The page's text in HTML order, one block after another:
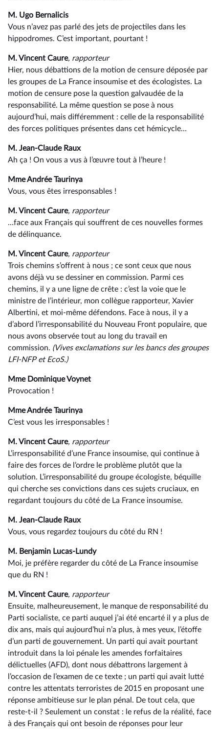
M. Ugo Bernalicis
Vous n’avez pas parlé des jets de projectiles dans les
hippodromes. C’est important, pourtant !
M. Vincent Caure, rapporteur
Hier, nous débattions de la motion de censure déposée par
les groupes de La France insoumise et des écologistes. La
motion de censure pose la question galvaudée de la
responsabilité. La même question se pose à nous
aujourd’hui, mais différemment : celle de la responsabilité
des forces politiques présentes dans cet hémicycle…
M. Jean-Claude Raux
Ah ça ! On vous a vus à l’œuvre tout à l’heure !
Mme Andrée Taurinya
Vous, vous êtes irresponsables !
M. Vincent Caure, rapporteur
…face aux Français qui souffrent de ces nouvelles formes
de délinquance.
M. Vincent Caure, rapporteur
Trois chemins s’offrent à nous ; ce sont ceux que nous
avons déjà vu se dessiner en commission. Parmi ces
chemins, il y a une ligne de crête : c’est la voie que le
ministre de l’intérieur, mon collègue rapporteur, Xavier
Albertini, et moi-même défendons. Face à nous, il y a
d’abord l’irresponsabilité du Nouveau Front populaire, que
nous avons observée tout au long du travail en
commission. (Vivesexclamationssurlesbancsdesgroupes
LFI-NFPetEcoS.)
Mme Dominique Voynet
Provocation !
Mme Andrée Taurinya
C’est vous les irresponsables !
M. Vincent Caure, rapporteur
L’irresponsabilité d’une France insoumise, qui continue à
faire des forces de l’ordre le problème plutôt que la
solution. L’irresponsabilité du groupe écologiste, béquille
qui cherche ses convictions dans ces sujets cruciaux, en
regardant toujours du côté de La France insoumise.
M. Jean-Claude Raux
Vous, vous regardez toujours du côté du RN !
M. Benjamin Lucas-Lundy
Moi, je préfère regarder du côté de La France insoumise
que du RN !
M. Vincent Caure, rapporteur
Ensuite, malheureusement, le manque de responsabilité du
Parti socialiste, ce parti auquel j’ai été encarté il y a plus de
dix ans, mais qui aujourd’hui n’a plus, à mes yeux, l’étoffe
d’un parti de gouvernement. Un parti qui avait pourtant
introduit dans la loi pénale les amendes forfaitaires
délictuelles (AFD), dont nous débattrons largement à
l’occasion de l’examen de ce texte ; un parti qui avait lutté
contre les attentats terroristes de 2015 en proposant une
réponse ambitieuse sur le plan pénal. De tout cela, que
reste-t-il ? Seulement un constat : le refus de la réalité, face
à des Français qui ont besoin de réponses pour leur